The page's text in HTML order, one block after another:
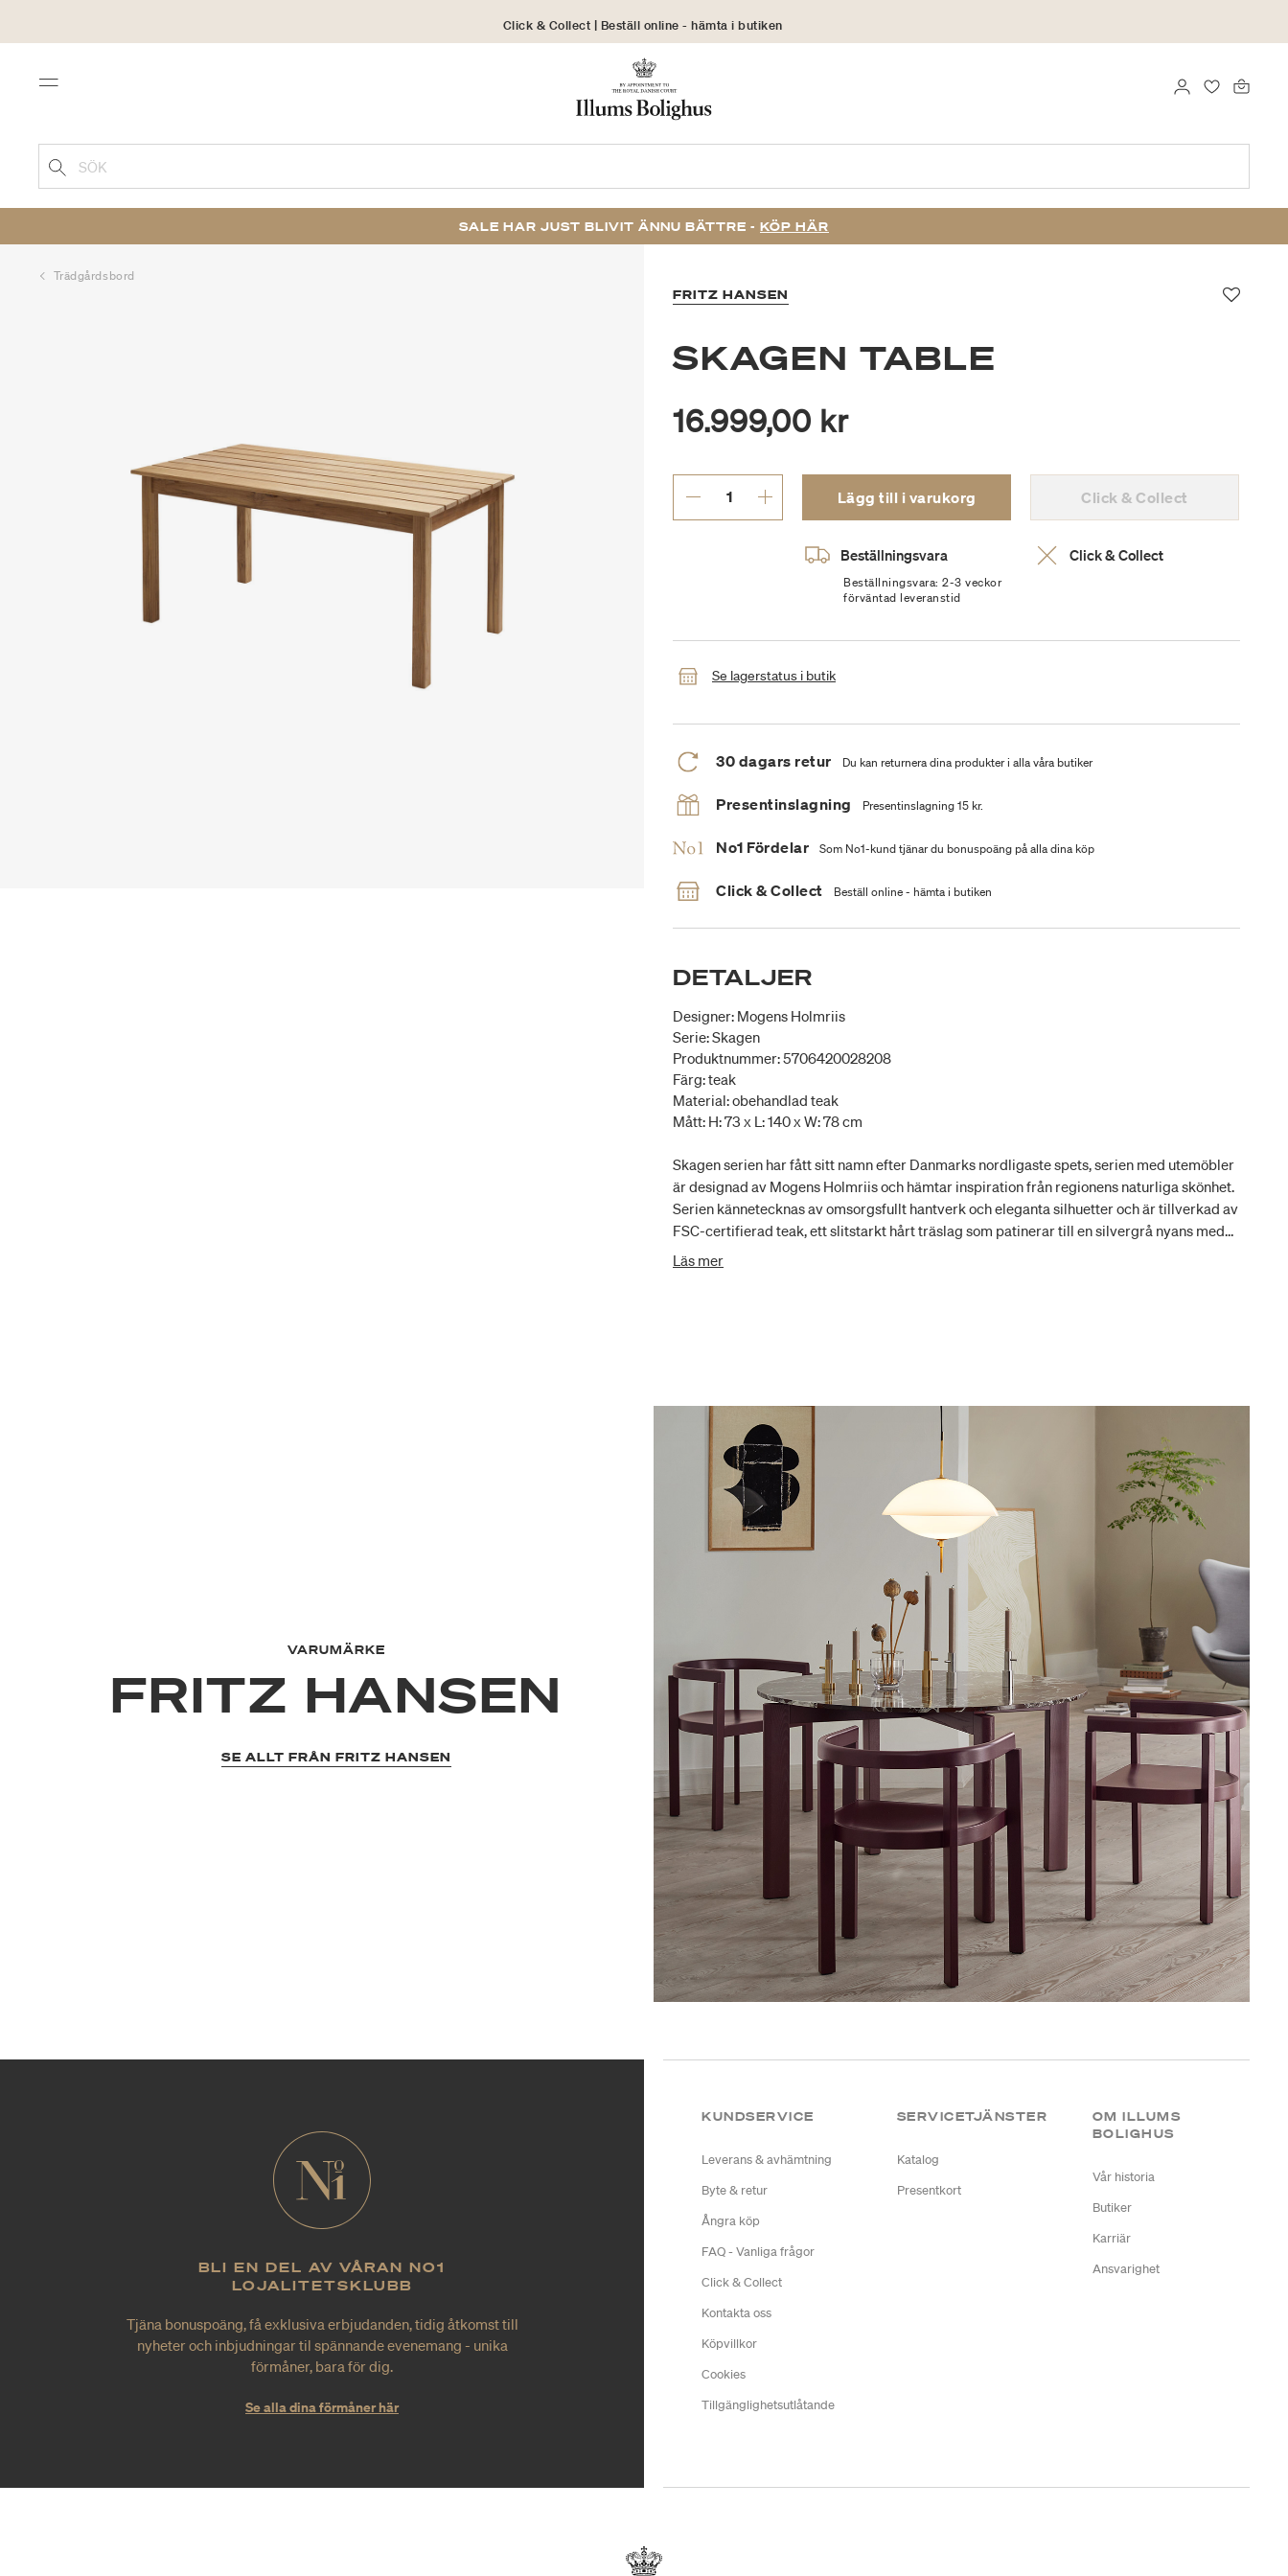
Click & Collect | Beställ online - hämta i butiken
30 dagars returrätt
Menu FAVORITER
LOGGA IN
SÖK
SALE HAR JUST BLIVIT ÄNNU BÄTTRE - KÖP HÄR
Trädgårdsbord
FRITZ HANSEN
SKAGEN TABLE
16.999,00 kr
Lägg till i varukorg Click & Collect
Beställningsvara
Beställningsvara: 2-3 veckor
förväntad leveranstid
Click & Collect
Se lagerstatus i butik
30 dagars retur Du kan returnera dina produkter i alla våra butiker
Presentinslagning Presentinslagning 15 kr.
No1 Fördelar Som No1-kund tjänar du bonuspoäng på alla dina köp
Click & Collect Beställ online - hämta i butiken
DETALJER
Designer: Mogens Holmriis
Serie: Skagen
Produktnummer: 5706420028208
Färg: teak
Material: obehandlad teak
Mått: H: 73 x L: 140 x W: 78 cm
Skagen serien har fått sitt namn efter Danmarks nordligaste spets, serien med utemöbler
är designad av Mogens Holmriis och hämtar inspiration från regionens naturliga skönhet.
Serien kännetecknas av omsorgsfullt hantverk och eleganta silhuetter och är tillverkad av
FSC-certifierad teak, ett slitstarkt hårt träslag som patinerar till en silvergrå nyans med
tiden. Skagen bordet är en solid och elegant kombination av funktionalitet, minimalistisk
Läs mer
VARUMÄRKE
FRITZ HANSEN
SE ALLT FRÅN FRITZ HANSEN
BLI EN DEL AV VÅRAN NO1
LOJALITETSKLUBB
Tjäna bonuspoäng, få exklusiva erbjudanden, tidig åtkomst till
nyheter och inbjudningar til spännande evenemang - unika
förmåner, bara för dig.
Se alla dina förmåner här
KUNDSERVICE
Leverans & avhämtning
Byte & retur
Ångra köp
FAQ - Vanliga frågor
Click & Collect
Kontakta oss
Köpvillkor
Cookies
Tillgänglighetsutlåtande
SERVICETJÄNSTER
Katalog
Presentkort
OM ILLUMS
BOLIGHUS
Vår historia
Butiker
Karriär
Ansvarighet